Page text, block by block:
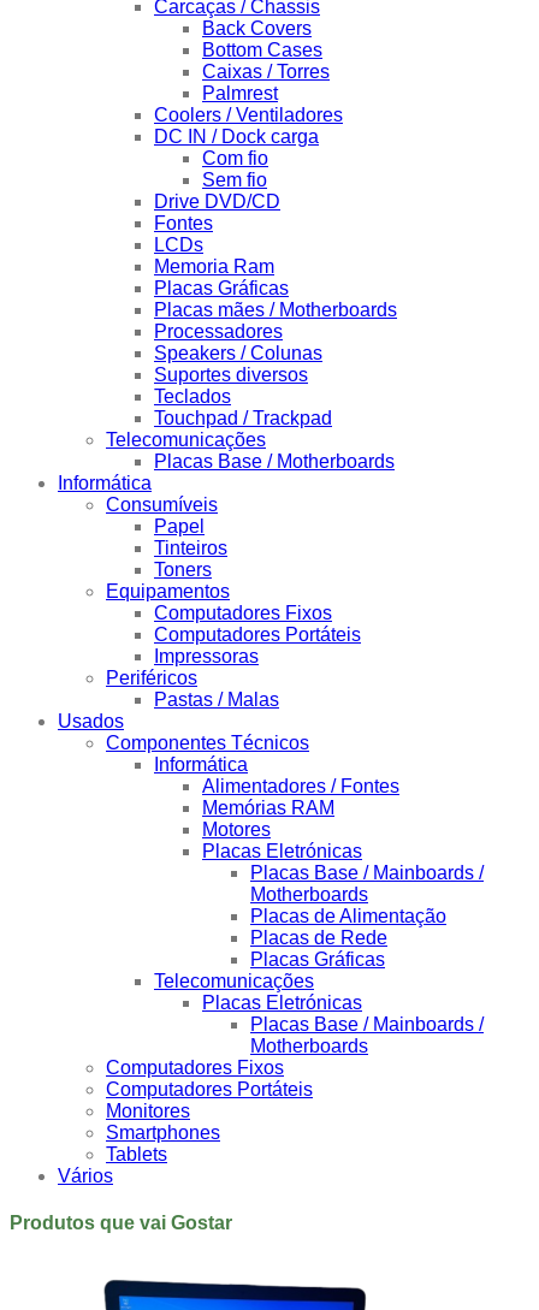
Carcaças / Chassis
Back Covers
Bottom Cases
Caixas / Torres
Palmrest
Coolers / Ventiladores
DC IN / Dock carga
Com fio
Sem fio
Drive DVD/CD
Fontes
LCDs
Memoria Ram
Placas Gráficas
Placas mães / Motherboards
Processadores
Speakers / Colunas
Suportes diversos
Teclados
Touchpad / Trackpad
Telecomunicações
Placas Base / Motherboards
Informática
Consumíveis
Papel
Tinteiros
Toners
Equipamentos
Computadores Fixos
Computadores Portáteis
Impressoras
Periféricos
Pastas / Malas
Usados
Componentes Técnicos
Informática
Alimentadores / Fontes
Memórias RAM
Motores
Placas Eletrónicas
Placas Base / Mainboards /
Motherboards
Placas de Alimentação
Placas de Rede
Placas Gráficas
Telecomunicações
Placas Eletrónicas
Placas Base / Mainboards /
Motherboards
Computadores Fixos
Computadores Portáteis
Monitores
Smartphones
Tablets
Vários
Produtos que vai Gostar